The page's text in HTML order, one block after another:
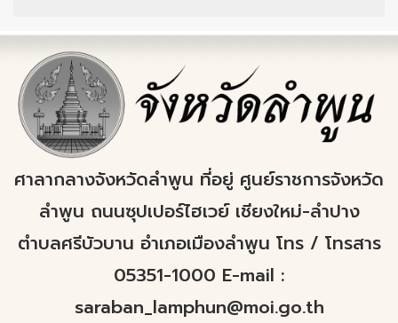
ศาลากลางจังหวัดลำพูน ที่อยู่ ศูนย์ราชการจังหวัด
ลำพูน ถนนซุปเปอร์ไฮเวย์ เชียงใหม่-ลำปาง
ตำบลศรีบัวบาน อำเภอเมืองลำพูน โทร / โทรสาร
05351-1000 E-mail :
saraban_lamphun@moi.go.th